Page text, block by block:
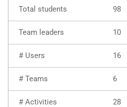
98
10
16
6
28